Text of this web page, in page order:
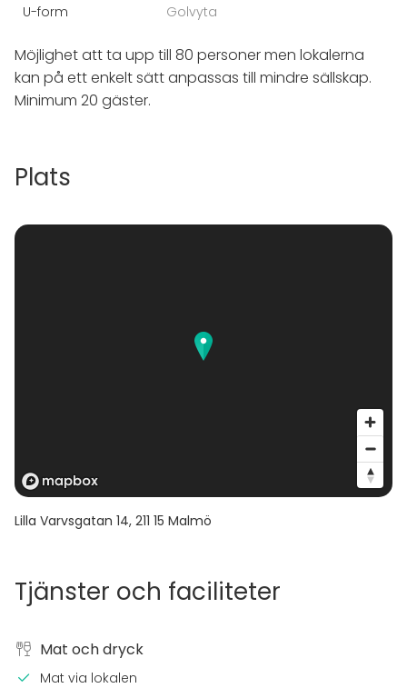
Justeringar kan göras fram till fem (5) arbetsdagar
motsvarande 10% av senast bekräftade värdet.
U-form Golvyta
Möjlighet att ta upp till 80 personer men lokalerna
kan på ett enkelt sätt anpassas till mindre sällskap.
Minimum 20 gäster.
Plats
Lilla Varvsgatan 14, 211 15 Malmö
Tjänster och faciliteter
Mat och dryck
Mat via lokalen